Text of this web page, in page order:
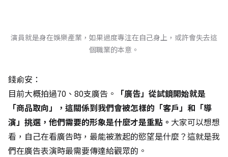
演員就是身在娛樂產業，如果過度專注在自己身上，或許會失去這
個職業的本意。
錢俞安：
目前大概拍過70、80支廣告。
「廣告」從試鏡開始就是
「商品取向」，這關係到我們會被怎樣的「客戶」和「導
演」挑選，他們需要的形象是什麼才是重點。 大家可以想想
看，自己在看廣告時，最能被激起的慾望是什麼？這就是我
們在廣告表演時最需要傳達給觀眾的。